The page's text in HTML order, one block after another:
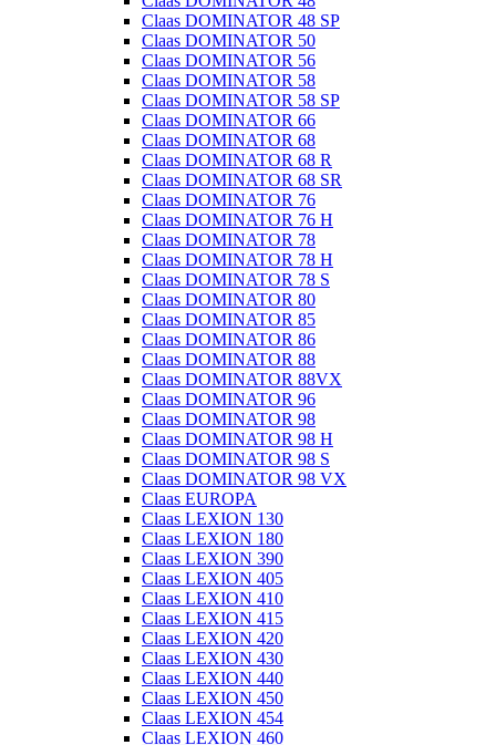
Claas DOMINATOR 48 SP
Claas DOMINATOR 50
Claas DOMINATOR 56
Claas DOMINATOR 58
Claas DOMINATOR 58 SP
Claas DOMINATOR 66
Claas DOMINATOR 68
Claas DOMINATOR 68 R
Claas DOMINATOR 68 SR
Claas DOMINATOR 76
Claas DOMINATOR 76 H
Claas DOMINATOR 78
Claas DOMINATOR 78 H
Claas DOMINATOR 78 S
Claas DOMINATOR 80
Claas DOMINATOR 85
Claas DOMINATOR 86
Claas DOMINATOR 88
Claas DOMINATOR 88VX
Claas DOMINATOR 96
Claas DOMINATOR 98
Claas DOMINATOR 98 H
Claas DOMINATOR 98 S
Claas DOMINATOR 98 VX
Claas EUROPA
Claas LEXION 130
Claas LEXION 180
Claas LEXION 390
Claas LEXION 405
Claas LEXION 410
Claas LEXION 415
Claas LEXION 420
Claas LEXION 430
Claas LEXION 440
Claas LEXION 450
Claas LEXION 454
Claas LEXION 460